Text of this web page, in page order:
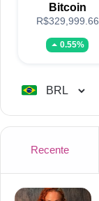
Bitcoin
R$329,999.66
0.55%
Recente